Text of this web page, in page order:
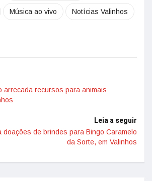
Música ao vivo Notícias Valinhos
arrecada recursos para animais
Leia a seguir
doações de brindes para Bingo Caramelo
da Sorte, em Valinhos